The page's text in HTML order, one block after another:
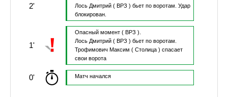
2'
Лось Дмитрий( ВРЗ ) бьет по воротам. Удар
блокирован.
1'
Опасный момент ( ВРЗ ).
Лось Дмитрий( ВРЗ ) бьет по воротам.
Трофимович Максим ( Столица ) спасает
свои ворота
0' Матч начался